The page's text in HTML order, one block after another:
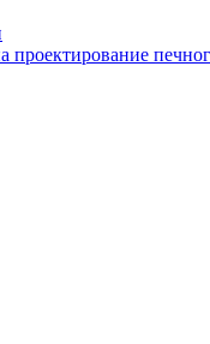
проектирование